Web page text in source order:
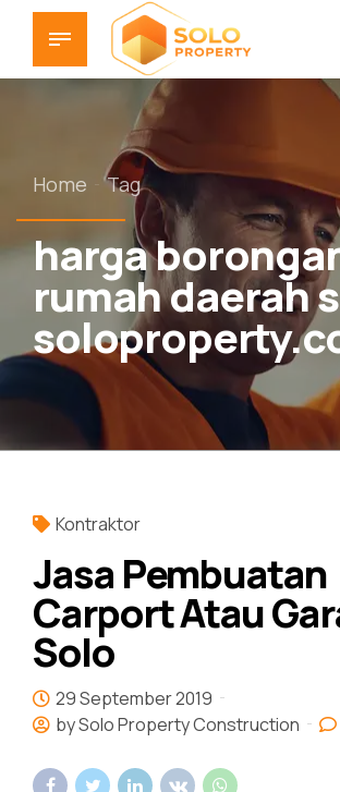
Home Tag
harga
rumah daerah
Kontraktor
Jasa Pembuatan
Carport Atau
Solo
29 September 2019
by Solo Property Construction